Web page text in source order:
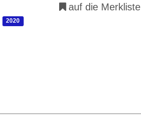
auf die Merkliste
2020